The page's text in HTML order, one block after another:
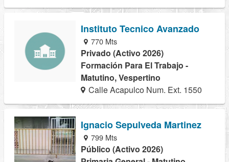
Instituto Tecnico Avanzado
770 Mts
Privado (Activo 2026)
Formación Para El Trabajo -
Matutino, Vespertino
Calle Acapulco Num. Ext. 1550
Ignacio Sepulveda Martinez
799 Mts
Público (Activo 2026)